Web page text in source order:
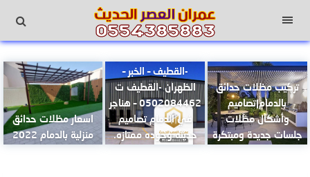
القائمة
تركيب مظلات حدائق
بالدمام|تصاميم
وأشكال مظلات
جلسات جديدة ومبتكرة
-القطيف – الخبر –
الظهران -القطيف ت
0502084462 – هناجر
في الدمام تصاميم
حديثه وجوده ممتازه.
اسعار مظلات حدائق
منزلية بالدمام 2022